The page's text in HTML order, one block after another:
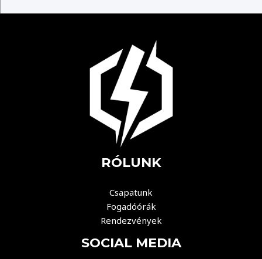
RÓLUNK
Csapatunk
Fogadóórák
Rendezvények
SOCIAL MEDIA